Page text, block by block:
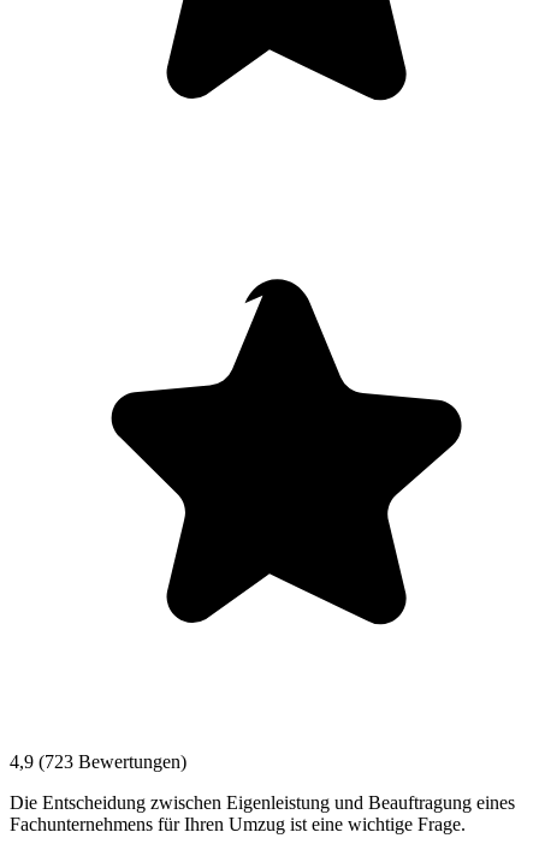
4,9 (723 Bewertungen)
Die Entscheidung zwischen Eigenleistung und Beauftragung eines
Fachunternehmens für Ihren Umzug ist eine wichtige Frage.